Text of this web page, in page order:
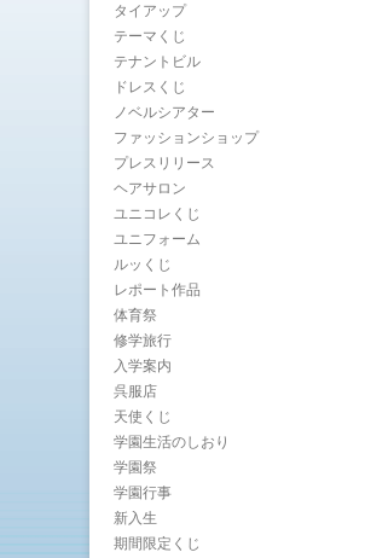
タイアップ
テーマくじ
テナントビル
ドレスくじ
ノベルシアター
ファッションショップ
プレスリリース
ヘアサロン
ユニコレくじ
ユニフォーム
ルッくじ
レポート作品
体育祭
修学旅行
入学案内
呉服店
天使くじ
学園生活のしおり
学園祭
学園行事
新入生
期間限定くじ